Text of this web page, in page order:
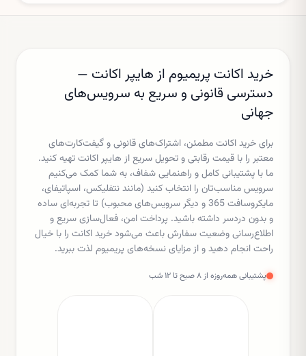
خرید اکانت پریمیوم از هایپر اکانت —
دسترسی قانونی و سریع به سرویس‌های
جهانی
برای خرید اکانت مطمئن، اشتراک‌های قانونی و گیفت‌کارت‌های
معتبر را با قیمت رقابتی و تحویل سریع از هایپر اکانت تهیه کنید.
ما با پشتیبانی کامل و راهنمایی شفاف، به شما کمک می‌کنیم
سرویس مناسب‌تان را انتخاب کنید (مانند نتفلیکس، اسپاتیفای،
مایکروسافت 365 و دیگر سرویس‌های محبوب) تا تجربه‌ای ساده
و بدون دردسر داشته باشید. پرداخت امن، فعال‌سازی سریع و
اطلاع‌رسانی وضعیت سفارش باعث می‌شود خرید اکانت را با خیال
راحت انجام دهید و از مزایای نسخه‌های پریمیوم لذت ببرید.
پشتیبانی همه‌روزه از ۸ صبح تا ۱۲ شب